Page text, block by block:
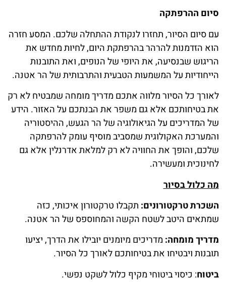
סיום ההרפתקה
עם סיום הסיור, תחזרו לנקודת ההתחלה שלכם. המסע חזרה
הוא הזדמנות להרהר בהרפתקת היום, לחיות מחדש את
הריגוש שבנסיעה, את היופי של הנופים, ואת התובנות
הייחודיות על המשמעות הטבעית והתרבותית של הר אטנה.
לאורך כל הסיור מלווה אתכם מדריך מומחה שמבטיח לא רק
את בטיחותכם אלא גם משפר את הבנתכם על האזור. הידע
של המדריכים על הגיאולוגיה של הר הגעש, ההיסטוריה
והמערכת האקולוגית שמסביב מוסיף עומק להרפתקה
שלכם, והופך את החוויה לא רק למלאת אדרנלין אלא גם
לחינוכית ומעשירה.
מה כלול בסיור
השכרת טרקטורונים: תקבלו טרקטורון איכותי, כזה
שמתאים היטב לשטח הקשה והמחוספס של הר אטנה.
מדריך מומחה: מדריכים מיומנים יובילו את הדרך, יציעו
תובנות ויבטיחו את בטיחותכם לאורך כל הסיור.
ביטוח: כיסוי ביטוחי מקיף כלול לשקט נפשי.